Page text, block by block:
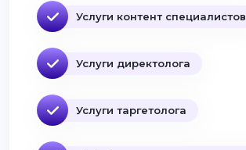
Услуги контент специалистов
Услуги директолога
Услуги таргетолога